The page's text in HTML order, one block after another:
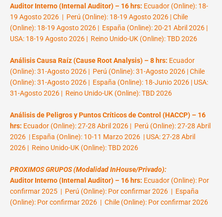
Auditor Interno (Internal Auditor) – 16 hrs: Ecuador (Online): 18-
19 Agosto 2026 | Perú (Online): 18-19 Agosto 2026 | Chile
(Online): 18-19 Agosto 2026 | España (Online): 20-21 Abril 2026 |
USA: 18-19 Agosto 2026 | Reino Unido-UK (Online): TBD 2026
Análisis Causa Raíz (Cause Root Analysis) – 8 hrs: Ecuador
(Online): 31-Agosto 2026 | Perú (Online): 31-Agosto 2026 | Chile
(Online): 31-Agosto 2026 | España (Online): 18-Junio 2026 | USA:
31-Agosto 2026 | Reino Unido-UK (Online): TBD 2026
Análisis de Peligros y Puntos Críticos de Control (HACCP) – 16
hrs: Ecuador (Online): 27-28 Abril 2026 | Perú (Online): 27-28 Abril
2026 | España (Online): 10-11 Marzo 2026 | USA: 27-28 Abril
2026 | Reino Unido-UK (Online): TBD 2026
PROXIMOS GRUPOS (Modalidad InHouse/Privado):
Auditor Interno (Internal Auditor) – 16 hrs: Ecuador (Online): Por
confirmar 2025 | Perú (Online): Por confirmar 2026 | España
(Online): Por confirmar 2026 | Chile (Online): Por confirmar 2026